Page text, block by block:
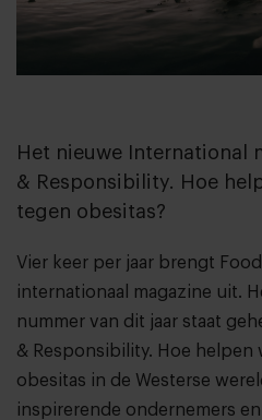
Het nieuwe International
& Responsibility. Hoe
tegen obesitas?
Vier keer per jaar brengt
internationaal magazine uit.
nummer van dit jaar staat
& Responsibility. Hoe helpen
obesitas in de Westerse
inspirerende ondernemers